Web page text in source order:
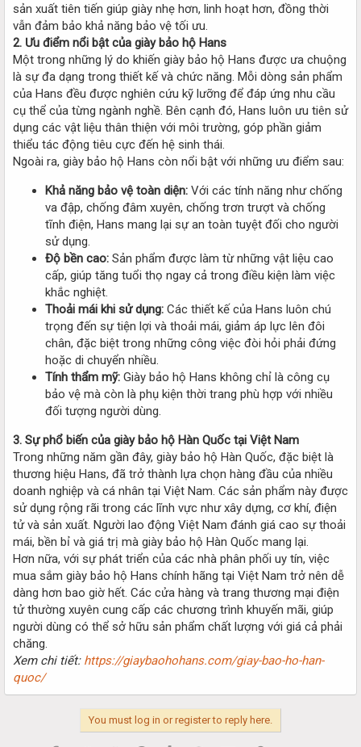
sản xuất tiên tiến giúp giày nhẹ hơn, linh hoạt hơn, đồng thời
vẫn đảm bảo khả năng bảo vệ tối ưu.
2. Ưu điểm nổi bật của giày bảo hộ Hans
Một trong những lý do khiến giày bảo hộ Hans được ưa chuộng
là sự đa dạng trong thiết kế và chức năng. Mỗi dòng sản phẩm
của Hans đều được nghiên cứu kỹ lưỡng để đáp ứng nhu cầu
cụ thể của từng ngành nghề. Bên cạnh đó, Hans luôn ưu tiên sử
dụng các vật liệu thân thiện với môi trường, góp phần giảm
thiểu tác động tiêu cực đến hệ sinh thái.
Ngoài ra, giày bảo hộ Hans còn nổi bật với những ưu điểm sau:
Khả năng bảo vệ toàn diện: Với các tính năng như chống
va đập, chống đâm xuyên, chống trơn trượt và chống
tĩnh điện, Hans mang lại sự an toàn tuyệt đối cho người
sử dụng.
Độ bền cao: Sản phẩm được làm từ những vật liệu cao
cấp, giúp tăng tuổi thọ ngay cả trong điều kiện làm việc
khắc nghiệt.
Thoải mái khi sử dụng: Các thiết kế của Hans luôn chú
trọng đến sự tiện lợi và thoải mái, giảm áp lực lên đôi
chân, đặc biệt trong những công việc đòi hỏi phải đứng
hoặc di chuyển nhiều.
Tính thẩm mỹ: Giày bảo hộ Hans không chỉ là công cụ
bảo vệ mà còn là phụ kiện thời trang phù hợp với nhiều
đối tượng người dùng.
3. Sự phổ biến của giày bảo hộ Hàn Quốc tại Việt Nam
Trong những năm gần đây, giày bảo hộ Hàn Quốc, đặc biệt là
thương hiệu Hans, đã trở thành lựa chọn hàng đầu của nhiều
doanh nghiệp và cá nhân tại Việt Nam. Các sản phẩm này được
sử dụng rộng rãi trong các lĩnh vực như xây dựng, cơ khí, điện
tử và sản xuất. Người lao động Việt Nam đánh giá cao sự thoải
mái, bền bỉ và giá trị mà giày bảo hộ Hàn Quốc mang lại.
Hơn nữa, với sự phát triển của các nhà phân phối uy tín, việc
mua sắm giày bảo hộ Hans chính hãng tại Việt Nam trở nên dễ
dàng hơn bao giờ hết. Các cửa hàng và trang thương mại điện
tử thường xuyên cung cấp các chương trình khuyến mãi, giúp
người dùng có thể sở hữu sản phẩm chất lượng với giá cả phải
chăng.
Xem chi tiết: https://giaybaohohans.com/giay-bao-ho-han-
quoc/
You must log in or register to reply here.